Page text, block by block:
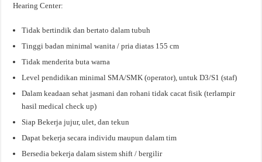
Hearing Center:
Tidak bertindik dan bertato dalam tubuh
Tinggi badan minimal wanita / pria diatas 155 cm
Tidak menderita buta warna
Level pendidikan minimal SMA/SMK (operator), untuk D3/S1 (staf)
Dalam keadaan sehat jasmani dan rohani tidak cacat fisik (terlampir
hasil medical check up)
Siap Bekerja jujur, ulet, dan tekun
Dapat bekerja secara individu maupun dalam tim
Bersedia bekerja dalam sistem shift / bergilir